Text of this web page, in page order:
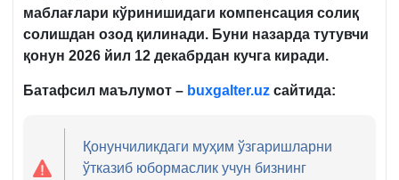
маблағлари кўринишидаги компенсация солиқ
солишдан озод қилинади. Буни назарда тутувчи
қонун 2026 йил 12 декабрдан кучга киради.
Батафсил маълумот – buxgalter.uz сайтида:
Қонунчиликдаги муҳим ўзгаришларни
ўтказиб юбормаслик учун бизнинг